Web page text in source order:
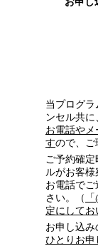
当プログ
ンセル共に
お電話やメ
すので、ご
ご予約確
ルがお客
お電話で
さい。（
定にして
お申し込み
ひとりお申